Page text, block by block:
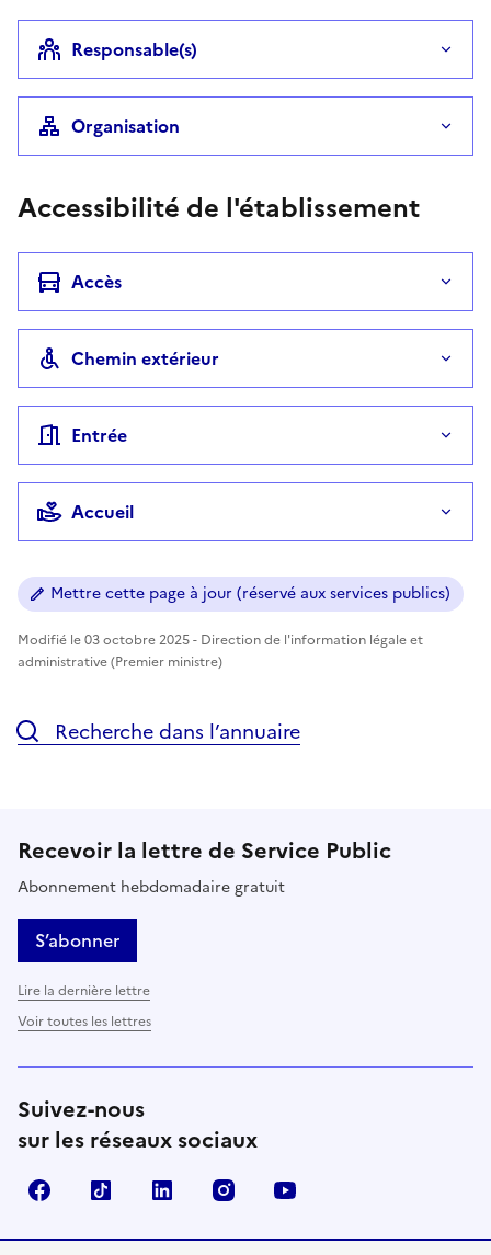
Responsable(s)
Organisation
Accessibilité de l'établissement
Accès
Chemin extérieur
Entrée
Accueil
Mettre cette page à jour (réservé aux services publics)
Modifié le 03 octobre 2025 - Direction de l'information légale et
administrative (Premier ministre)
Recherche dans l’annuaire
Recevoir la lettre de Service Public
Abonnement hebdomadaire gratuit
S’abonner
Lire la dernière lettre
Voir toutes les lettres
Suivez-nous
sur les réseaux sociaux
FacebookTikTok LinkedIn Instagram